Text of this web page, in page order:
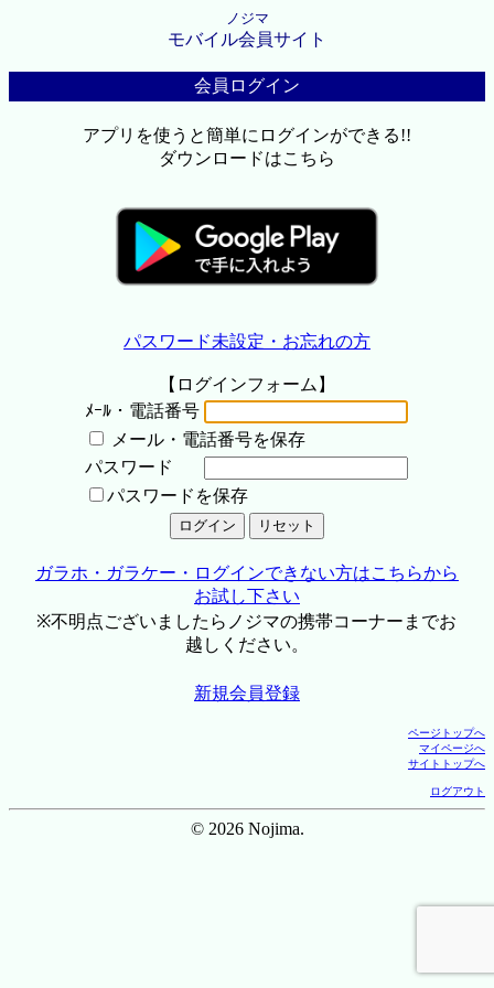
ノジマ
モバイル会員サイト
会員ログイン
アプリを使うと簡単にログインができる!!
ダウンロードはこちら
パスワード未設定・お忘れの方
【ログインフォーム】
ﾒｰﾙ・電話番号
メール・電話番号を保存
パスワード
パスワードを保存
ガラホ・ガラケー・ログインできない方はこちらから
お試し下さい
※不明点ございましたらノジマの携帯コーナーまでお
越しください。
新規会員登録
ページトップへ
マイページへ
サイトトップへ
ログアウト
© 2026 Nojima.